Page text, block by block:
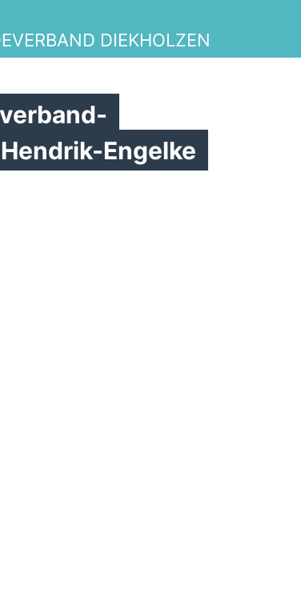
DIEKHOLZEN
Engelke